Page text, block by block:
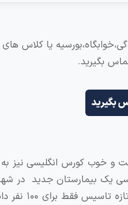
یا کلاس
بگیرید.
بگیرید
و خوب کورس انگلیسی نیز
یک بیمارستان جدید در
بیمارستان یکی از